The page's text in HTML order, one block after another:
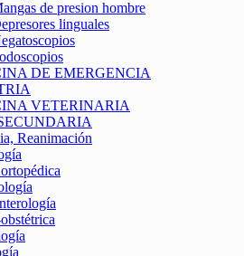
de presion hombre
linguales
DE EMERGENCIA
VETERINARIA
Reanimación